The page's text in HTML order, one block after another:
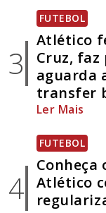
3
FUTEBOL
Atlético
Cruz,
aguarda
transfer
Ler Mais
4
FUTEBOL
Conheça
Atlético